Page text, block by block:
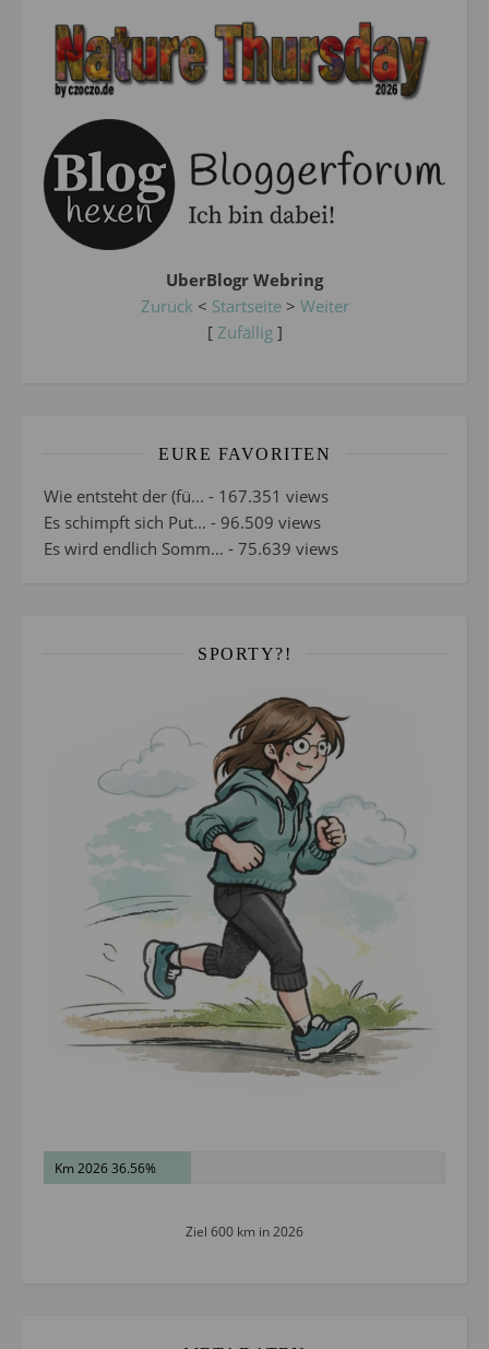
UberBlogr Webring
Zurück < Startseite> Weiter
[ Zufällig]
EURE FAVORITEN
Wie entsteht der (fü... - 167.351 views
Es schimpft sich Put... - 96.509 views
Es wird endlich Somm... - 75.639 views
SPORTY?!
Km 2026 36.56%
Ziel 600 km in 2026